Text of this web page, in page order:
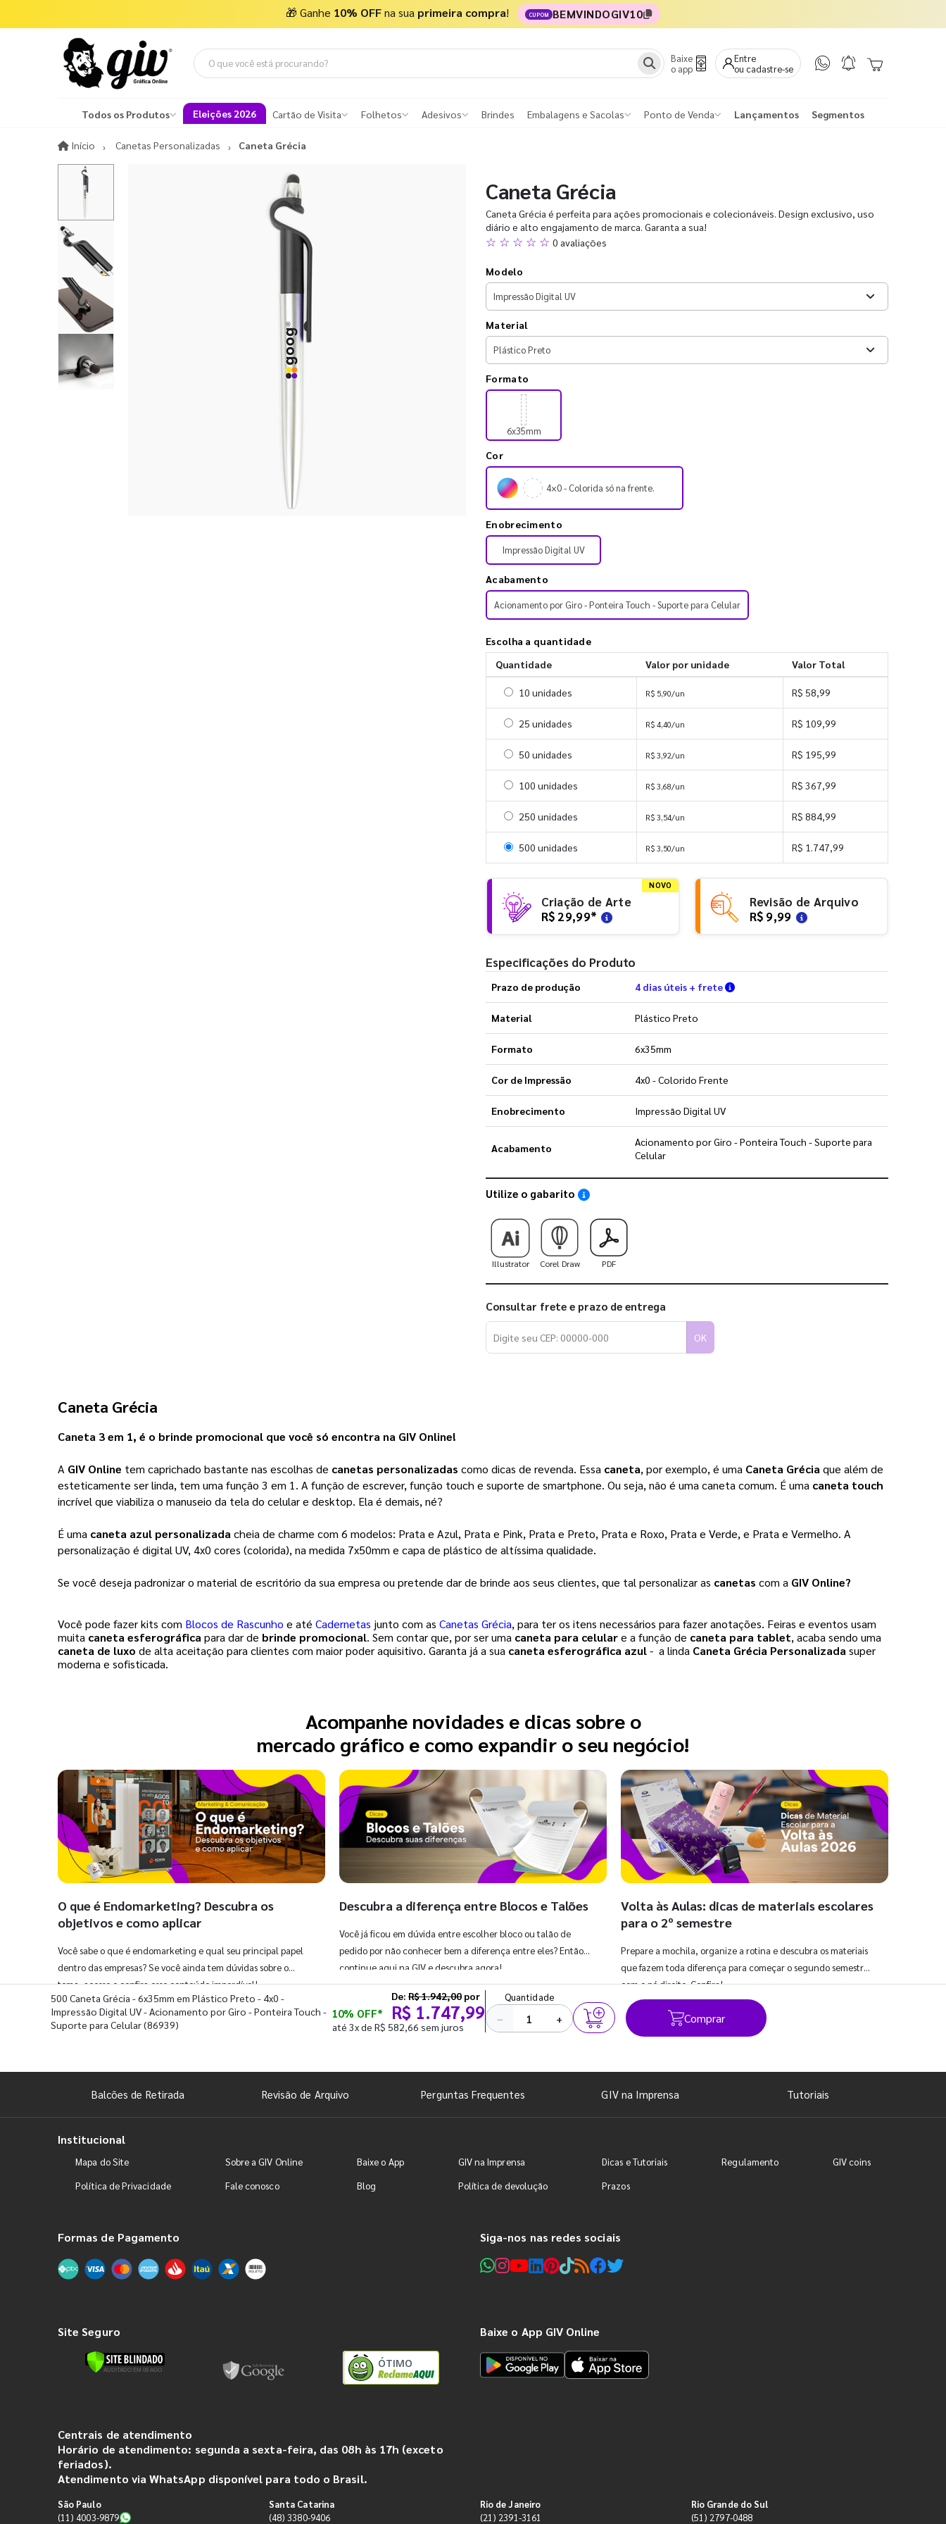
🎁 Ganhe 10% OFFna sua primeira compra! CUPOM BEMVINDOGIV10
Baixe
o app
Entre
ou cadastre-se
Todos os Produtos Eleições 2026 Cartão de Visita Folhetos Adesivos Brindes Embalagens e Sacolas Ponto de Venda Lançamentos Segmentos
Início InícioCanetas Personalizadas Caneta Grécia
Caneta Grécia
Caneta Grécia é perfeita para ações promocionais e colecionáveis. Design exclusivo, uso
diário e alto engajamento de marca. Garanta a sua!
☆ ☆ ☆ ☆ ☆ 0 avaliações
Modelo
Material
Formato
6x35mm
Cor
4×0 - Colorida só na frente.
Enobrecimento
Impressão Digital UV
Acabamento
Acionamento por Giro - Ponteira Touch - Suporte para Celular
Escolha a quantidade
Quantidade
Valor por unidade Valor Total
Selecionar 10 unidades
10 unidades R$ 5,90/un R$ 58,99
Selecionar 25 unidades
25 unidades R$ 4,40/un R$ 109,99
Selecionar 50 unidades
50 unidades R$ 3,92/un R$ 195,99
Selecionar 100 unidades
100 unidades R$ 3,68/un R$ 367,99
Selecionar 250 unidades
250 unidades R$ 3,54/un R$ 884,99
Selecionar 500 unidades
500 unidades R$ 3,50/un R$ 1.747,99
NOVO
Criação de Arte
R$ 29,99*
Revisão de Arquivo
R$ 9,99
Especificações do Produto
Prazo de produção 4 dias úteis + frete Verifique as condições de entrega
Material Plástico Preto
Formato 6x35mm
Cor de Impressão 4x0 - Colorido Frente
Enobrecimento Impressão Digital UV
Acabamento
Acionamento por Giro - Ponteira Touch - Suporte para
Celular
Utilize o gabarito Saiba como utilizar os nossos gabaritos
Illustrator Corel Draw PDF
Consultar frete e prazo de entrega
OK
Caneta Grécia
Caneta 3 em 1, é o brinde promocional que você só encontra na GIV Online!
A GIV Online tem caprichado bastante nas escolhas de canetas personalizadas como dicas de revenda. Essa caneta, por exemplo, é uma Caneta Grécia que além de
esteticamente ser linda, tem uma função 3 em 1. A função de escrever, função touch e suporte de smartphone. Ou seja, não é uma caneta comum. É uma caneta touch
incrível que viabiliza o manuseio da tela do celular e desktop. Ela é demais, né?
É uma caneta azul personalizada cheia de charme com 6 modelos: Prata e Azul, Prata e Pink, Prata e Preto, Prata e Roxo, Prata e Verde, e Prata e Vermelho. A
personalização é digital UV, 4x0 cores (colorida), na medida 7x50mm e capa de plástico de altíssima qualidade.
Se você deseja padronizar o material de escritório da sua empresa ou pretende dar de brinde aos seus clientes, que tal personalizar as canetas com a GIV Online?
Você pode fazer kits com Blocos de Rascunho e até Cadernetas junto com as Canetas Grécia, para ter os itens necessários para fazer anotações. Feiras e eventos usam
muita caneta esferográfica para dar de brinde promocional. Sem contar que, por ser uma caneta para celular e a função de caneta para tablet
caneta de luxo de alta aceitação para clientes com maior poder aquisitivo. Garanta já a sua caneta esferográfica azul -  a linda Caneta Grécia Personalizada super
moderna e sofisticada.
Acompanhe novidades e dicas sobre o
mercado gráfico e como expandir o seu negócio!
O que é Endomarketing? Descubra os
objetivos e como aplicar
Você sabe o que é endomarketing e qual seu principal papel
dentro das empresas? Se você ainda tem dúvidas sobre o
tema, acesse e confira esse conteúdo imperdível!
Descubra a diferença entre Blocos e Talões
Você já ficou em dúvida entre escolher bloco ou talão de
pedido por não conhecer bem a diferença entre eles? Então,
continue aqui na GIV e descubra agora!
Volta às Aulas: dicas de materiais escolares
para o 2º semestre
Prepare a mochila, organize a rotina e descubra os materiais
que fazem toda diferença para começar o segundo semestre
com o pé direito. Confira!
500 Caneta Grécia - 6x35mm em Plástico Preto - 4x0 -
Impressão Digital UV - Acionamento por Giro - Ponteira Touch -
Suporte para Celular(86939)
10% OFF*
De: R$ 1.942,00 por
R$ 1.747,99
até 3x de R$ 582,66 sem juros
Quantidade
− + Comprar
Balcões de Retirada Revisão de Arquivo Perguntas Frequentes GIV na Imprensa Tutoriais
Institucional
Mapa do Site Sobre a GIV Online Baixe o App GIV na Imprensa Dicas e Tutoriais Regulamento
GIV coins
Política de Privacidade
Fale conosco Blog Política de devolução Prazos
Formas de Pagamento Siga-nos nas redes sociais
Site Seguro
ÓTIMO
Baixe o App GIV Online
Centrais de atendimento
Horário de atendimento: segunda a sexta-feira, das 08h às 17h (exceto
feriados).
Atendimento via WhatsApp disponível para todo o Brasil.
São Paulo
(11) 4003-9879
Santa Catarina
(48) 3380-9406
Rio de Janeiro
(21) 2391-3161
Rio Grande do Sul
(51) 2797-0488